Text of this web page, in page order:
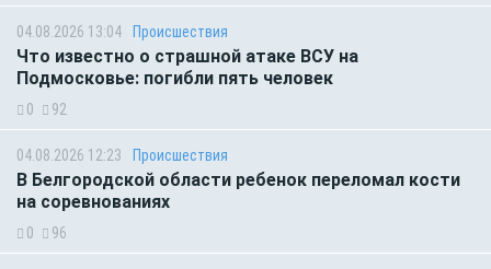
04.08.2026 13:04 Происшествия
Что известно о страшной атаке ВСУ на
Подмосковье: погибли пять человек
0 92
04.08.2026 12:23 Происшествия
В Белгородской области ребенок переломал кости
на соревнованиях
0 96